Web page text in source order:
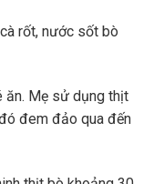
rốt, nước sốt bò
ăn. Mẹ sử dụng thịt
đem đảo qua đến